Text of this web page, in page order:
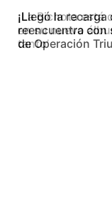
¡La Bichota está
en su nuevo
tanto’